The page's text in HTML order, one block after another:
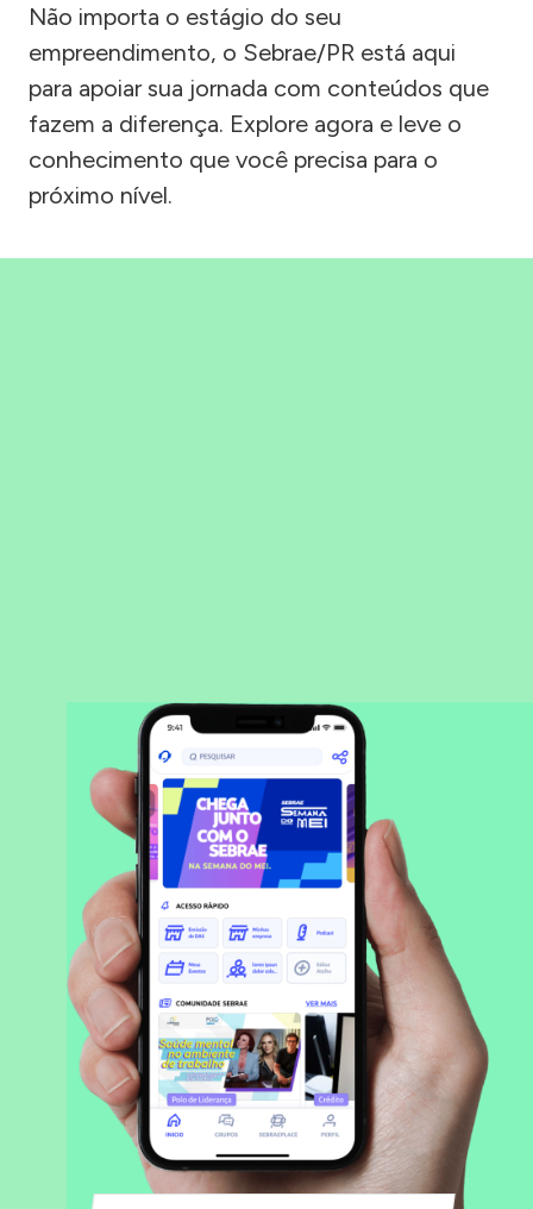
Não importa o estágio do seu
empreendimento, o Sebrae/PR está aqui
para apoiar sua jornada com conteúdos que
fazem a diferença. Explore agora e leve o
conhecimento que você precisa para o
próximo nível.